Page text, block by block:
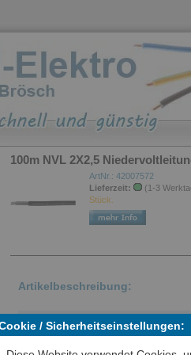
/ Sicherheitseinstellungen:
100m NVL 2X2,5
ArtNr.: 42007572
Lieferzeit:
(1-3
Stück.
Artikelbeschreibung:
Niedervolt-Leitung NVL,
Aufbau: 1. Leiter: Feindrähtige